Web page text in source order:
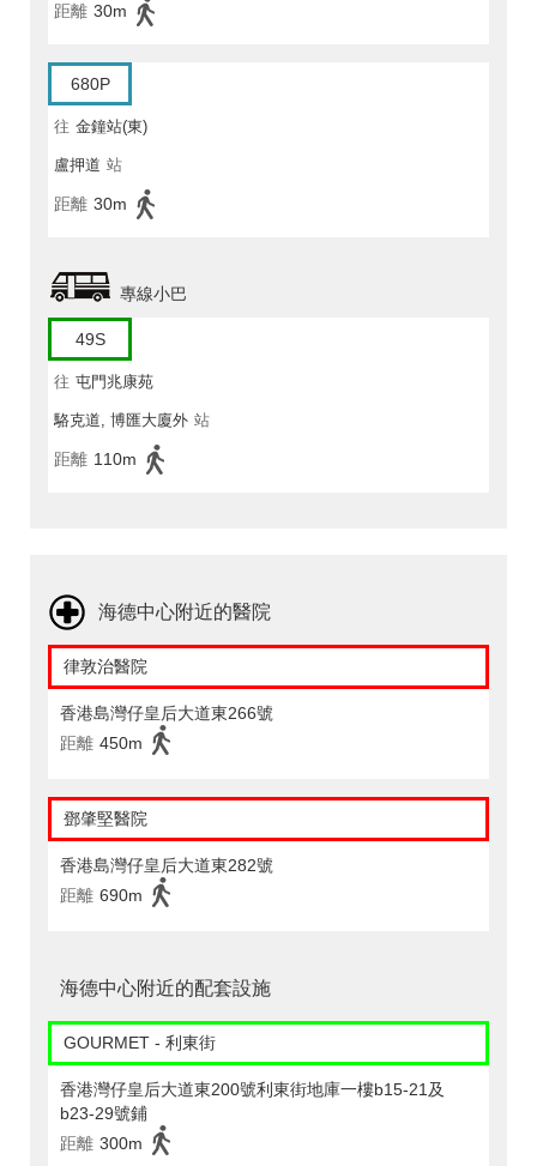
距離 30m
680P
往 金鐘站(東)
盧押道 站
距離 30m
專線小巴
49S
往 屯門兆康苑
駱克道, 博匯大廈外 站
距離 110m
海德中心附近的醫院
律敦治醫院
香港島灣仔皇后大道東266號
距離 450m
鄧肇堅醫院
香港島灣仔皇后大道東282號
距離 690m
海德中心附近的配套設施
GOURMET - 利東街
香港灣仔皇后大道東200號利東街地庫一樓b15-21及
b23-29號鋪
距離 300m